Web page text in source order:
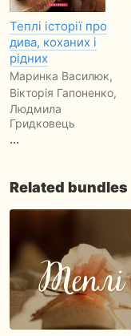
Теплі історії про
дива, коханих і
рідних
Маринка Василюк,
Вікторія Гапоненко,
Людмила
Гридковець
...
Related bundles